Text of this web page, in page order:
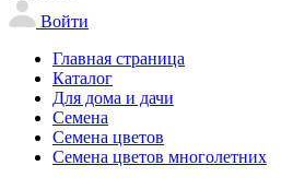
Войти
Главная страница
Каталог
Для дома и дачи
Семена
Семена цветов
Семена цветов многолетних